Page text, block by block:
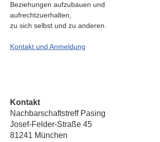
Beziehungen aufzubauen und
aufrechtzuerhalten,
zu sich selbst und zu anderen.
Kontakt und Anmeldung
Kontakt
Nachbarschaftstreff Pasing
Josef-Felder-Straße 45
81241 München